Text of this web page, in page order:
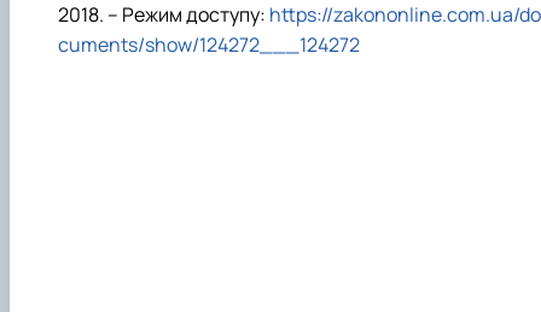
2018. – Режим доступу: https://zakononline.com.ua/do
cuments/show/124272___124272